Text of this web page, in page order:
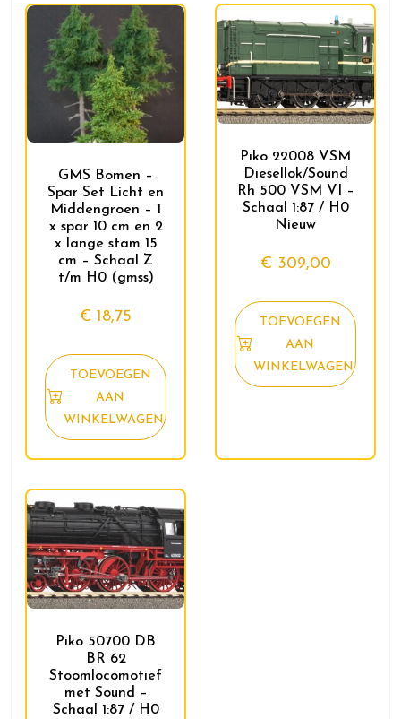
GMS Bomen –
Spar Set Licht en
Middengroen – 1
x spar 10 cm en 2
x lange stam 15
cm – Schaal Z
t/m H0 (gmss)
€ 18,75
TOEVOEGEN
AAN
WINKELWAGEN
Piko 22008 VSM
Diesellok/Sound
Rh 500 VSM VI –
Schaal 1:87 / H0
Nieuw
€ 309,00
TOEVOEGEN
AAN
WINKELWAGEN
Piko 50700 DB
BR 62
Stoomlocomotief
met Sound –
Schaal 1:87 / H0